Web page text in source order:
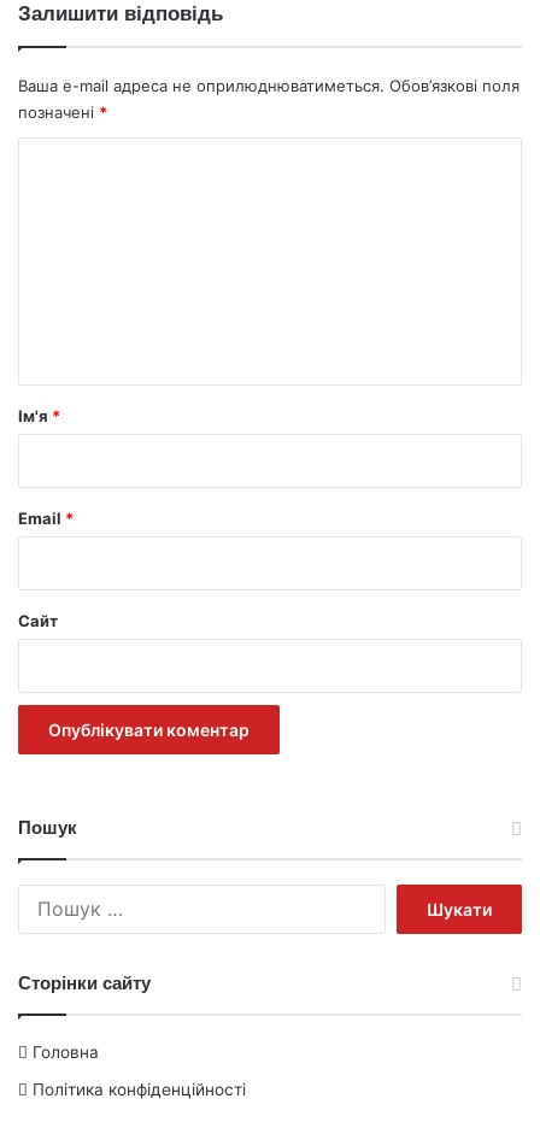
Залишити відповідь
Ваша e-mail адреса не оприлюднюватиметься. Обов’язкові поля
позначені *
рІм'я *
Email *
Сайт
Пошук
Сторінки сайту
Головна
Політика конфіденційності